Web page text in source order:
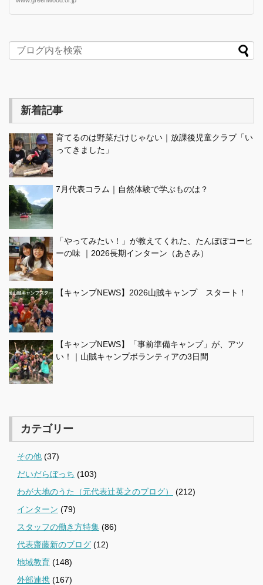
新着記事
育てるのは野菜だけじゃない｜放課後児童クラブ「い
ってきました」
7月代表コラム｜自然体験で学ぶものは？
「やってみたい！」が教えてくれた、たんぽぽコーヒ
ーの味 ｜2026長期インターン（あさみ）
【キャンプNEWS】2026山賊キャンプ スタート！
【キャンプNEWS】「事前準備キャンプ」が、アツ
い！｜山賊キャンプボランティアの3日間
カテゴリー
その他 (37)
だいだらぼっち (103)
わが大地のうた（元代表辻英之のブログ）
(212)
インターン (79)
スタッフの働き方特集 (86)
代表齋藤新のブログ (12)
地域教育 (148)
外部連携 (167)